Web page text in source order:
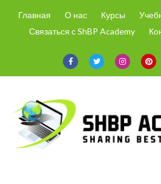
Главная О нас Курсы
Связаться с ShBP Academy